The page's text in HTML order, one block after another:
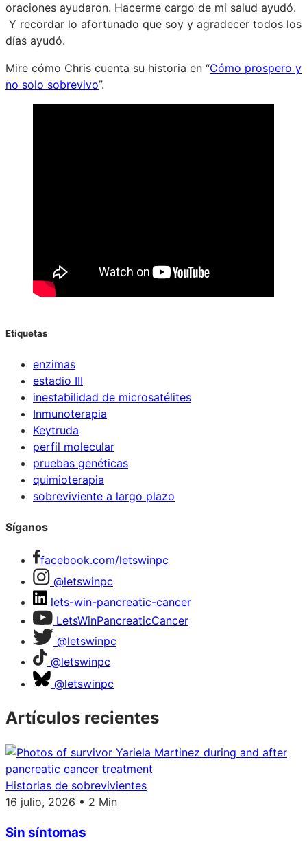
oraciones ayudaron. Hacerme cargo de mi salud ayudó.
Y recordar lo afortunado que soy y agradecer todos los
días ayudó.
Mire cómo Chris cuenta su historia en “Cómo prospero y
no solo sobrevivo”.
Etiquetas
enzimas
estadio III
inestabilidad de microsatélites
Inmunoterapia
Keytruda
perfil molecular
pruebas genéticas
quimioterapia
sobreviviente a largo plazo
Síganos
facebook.com/letswinpc
@letswinpc
lets-win-pancreatic-cancer
LetsWinPancreaticCancer
@letswinpc
@letswinpc
@letswinpc
Artículos recientes
Historias de sobrevivientes
16 julio, 2026 • 2 Min
Sin síntomas